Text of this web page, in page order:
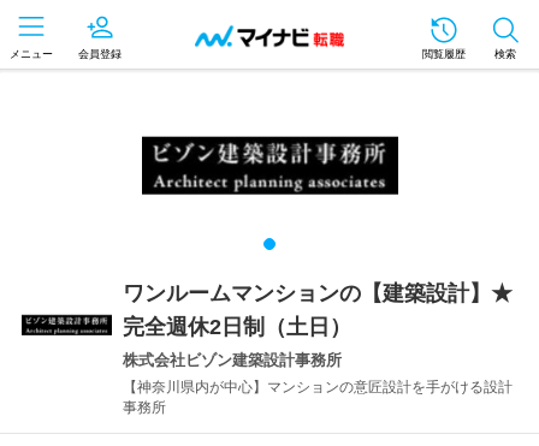
メニュー 会員登録 閲覧履歴 検索
ワンルームマンションの【建築設計】★
完全週休2日制（土日）
株式会社ビゾン建築設計事務所
【神奈川県内が中心】マンションの意匠設計を手がける設計
事務所